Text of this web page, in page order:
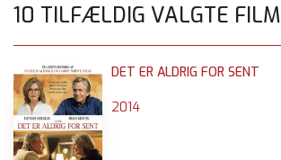
10 TILFÆLDIG VALGTE FILM
DET ER ALDRIG FOR SENT
2014